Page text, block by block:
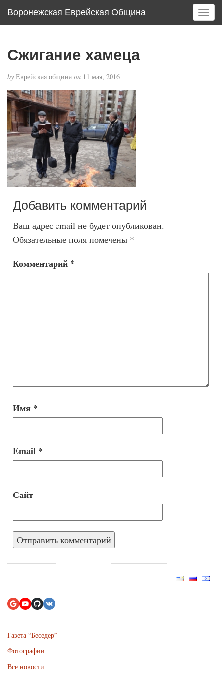
Воронежская Еврейская Община
T
o
Сжигание хамеца
by Еврейская община on 11 мая, 2016
Добавить комментарий
Ваш адрес email не будет опубликован.
Обязательные поля помечены *
Комментарий *
Имя *
Email *
Сайт
Газета “Беседер”
Фотографии
Все новости